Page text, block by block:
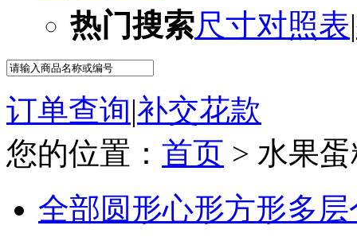
热门搜索尺寸对照表|
订单查询|补交花款
您的位置： 首页 > 水果
全部圆形心形方形多层